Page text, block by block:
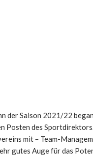
der Saison 2021/22
Posten des
mit – Team-
gutes Auge für das